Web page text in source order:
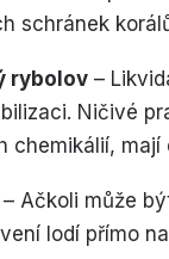
schránek
rybolov –
Ničivé
chemikálií, mají
– Ačkoli může
lodí přímo